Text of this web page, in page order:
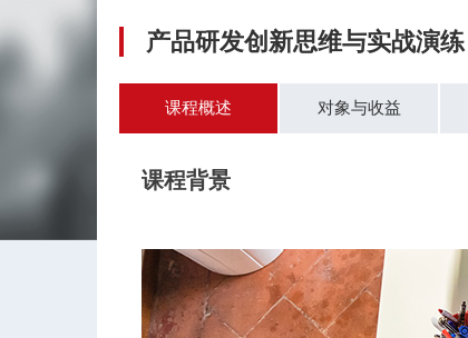
产品研发创新思维与实战演练
课程概述 对象与收益
课程背景